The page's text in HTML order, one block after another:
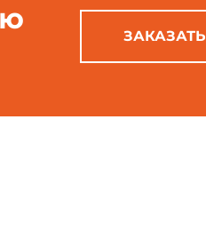
ЗАКАЗАТЬ